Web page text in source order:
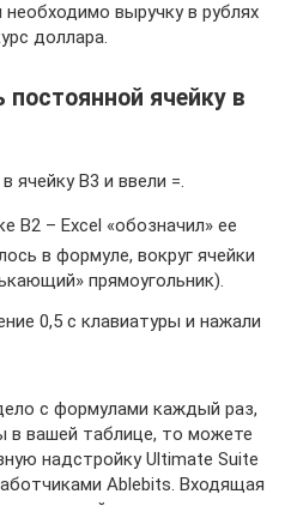
выручку в рублях
доллара.
ячейку в
ячейку В3 и ввели =.
В2 – Excel «обозначил» ее
в формуле, вокруг ячейки
прямоугольник).
0,5 с клавиатуры и нажали
с формулами каждый раз,
в вашей таблице, то можете
надстройку Ultimate Suite
Ablebits. Входящая